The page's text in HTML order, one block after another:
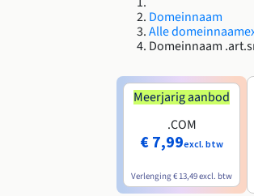
Domeinnaam
Alle
Domeinnaam
Meerjarig aanbod
.COM
€ 7,99excl. btw
Verlenging € 13,49excl. btw